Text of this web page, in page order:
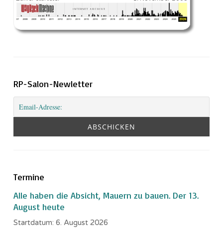
RP-Salon-Newletter
Termine
Alle haben die Absicht, Mauern zu bauen. Der 13.
August heute
Startdatum: 6. August 2026